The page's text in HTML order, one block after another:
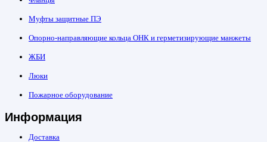
Муфты защитные ПЭ
Опорно-направляющие кольца ОНК и герметизирующие манжеты
ЖБИ
Люки
Пожарное оборудование
Информация
Доставка